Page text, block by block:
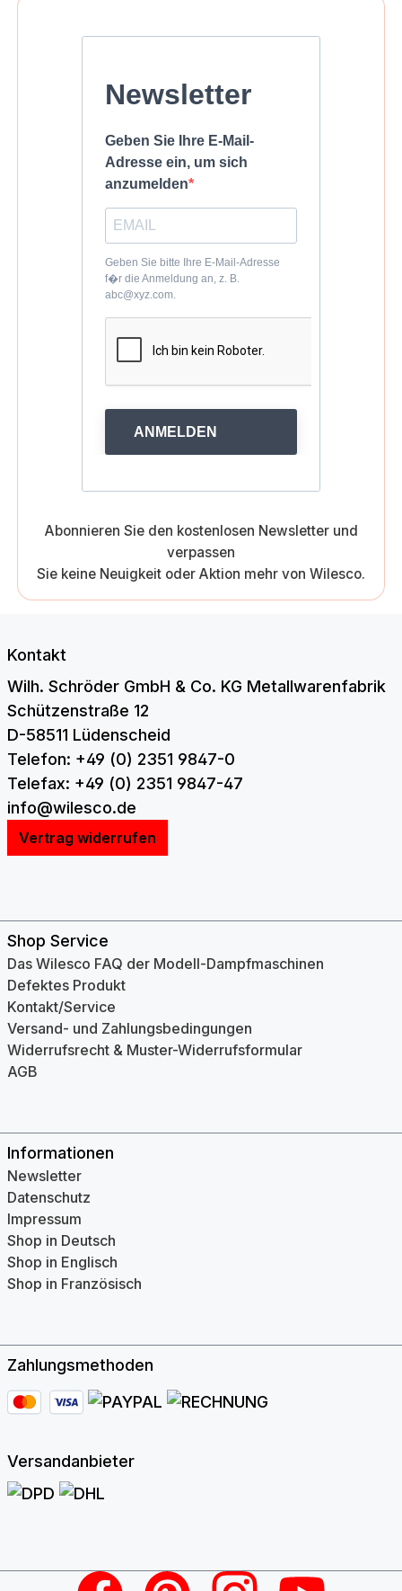
Newsletter
Geben Sie Ihre E-Mail-
Adresse ein, um sich
anzumelden
Geben Sie bitte Ihre E-Mail-Adresse
f�r die Anmeldung an, z. B.
abc@xyz.com.
ANMELDEN
Abonnieren Sie den kostenlosen Newsletter und
verpassen
Sie keine Neuigkeit oder Aktion mehr von Wilesco.
Kontakt
Wilh. Schröder GmbH & Co. KG Metallwarenfabrik
Schützenstraße 12
D-58511 Lüdenscheid
Telefon: +49 (0) 2351 9847-0
Telefax: +49 (0) 2351 9847-47
info@wilesco.de
Vertrag widerrufen
Shop Service
Das Wilesco FAQ der Modell-Dampfmaschinen
Defektes Produkt
Kontakt/Service
Versand- und Zahlungsbedingungen
Widerrufsrecht & Muster-Widerrufsformular
AGB
Informationen
Newsletter
Datenschutz
Impressum
Shop in Deutsch
Shop in Englisch
Shop in Französisch
Zahlungsmethoden
Versandanbieter